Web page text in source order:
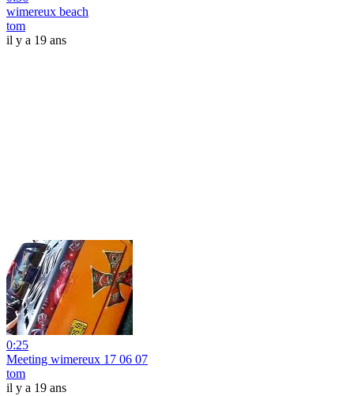
wimereux beach
tom
il y a 19 ans
0:25
Meeting wimereux 17 06 07
tom
il y a 19 ans